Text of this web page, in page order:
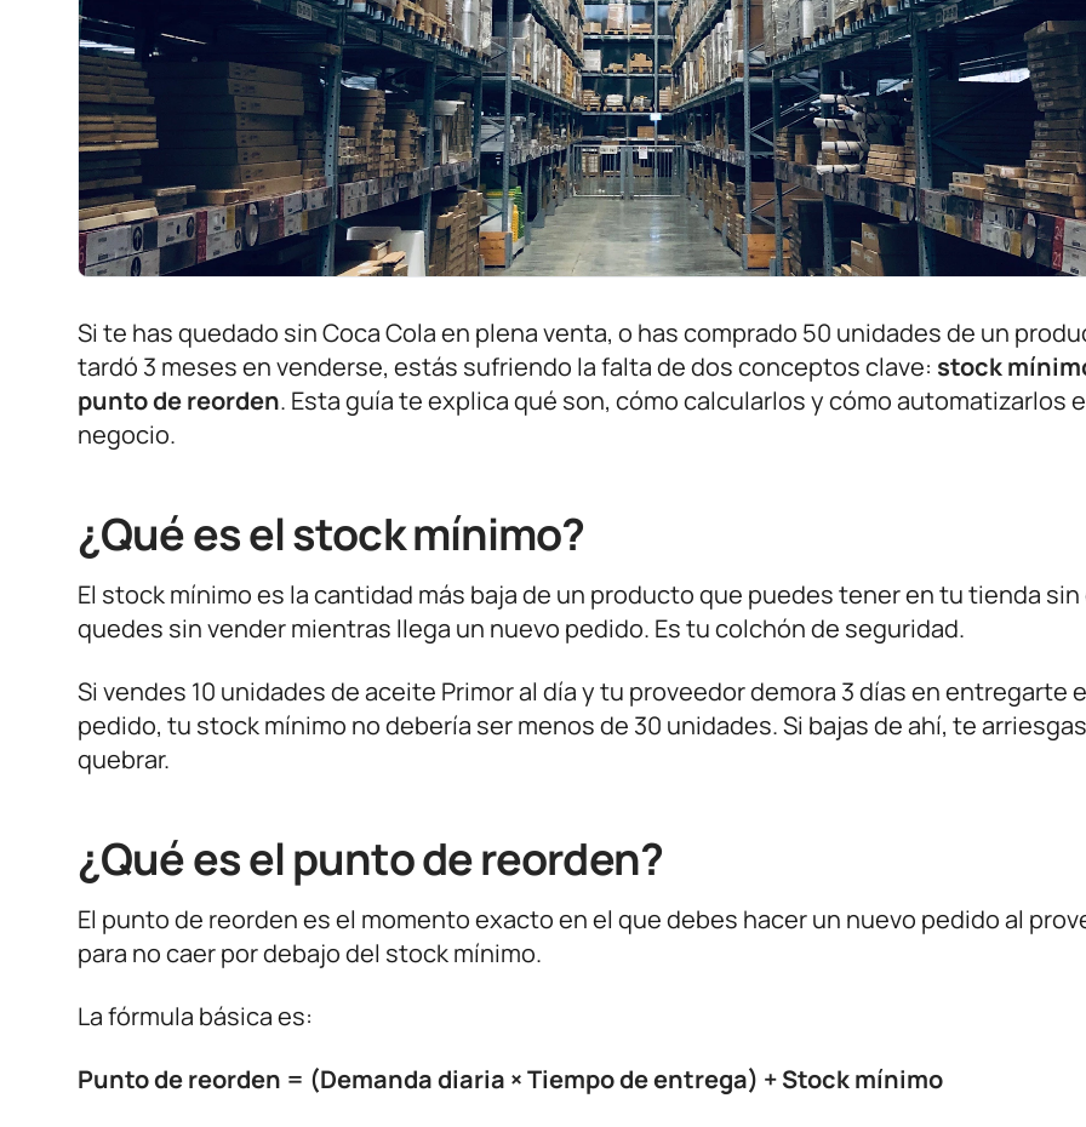
Si te has quedado sin Coca Cola en plena venta, o has comprado 50 unidades de un
tardó 3 meses en venderse, estás sufriendo la falta de dos conceptos clave: stock
punto de reorden. Esta guía te explica qué son, cómo calcularlos y cómo automatizarlos
negocio.
¿Qué es el stock mínimo?
El stock mínimo es la cantidad más baja de un producto que puedes tener en tu tienda
quedes sin vender mientras llega un nuevo pedido. Es tu colchón de seguridad.
Si vendes 10 unidades de aceite Primor al día y tu proveedor demora 3 días en entregarte
pedido, tu stock mínimo no debería ser menos de 30 unidades. Si bajas de ahí, te
quebrar.
¿Qué es el punto de reorden?
El punto de reorden es el momento exacto en el que debes hacer un nuevo pedido al
para no caer por debajo del stock mínimo.
La fórmula básica es:
Punto de reorden = (Demanda diaria × Tiempo de entrega) + Stock mínimo